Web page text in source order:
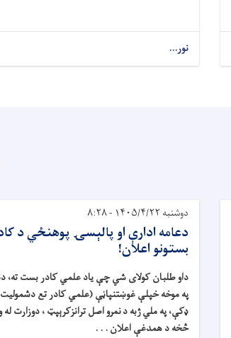
نور...
دوشنبه ۱۴۰۵/۴/۲۲ - ۸:۲۸
دعامه ادارې او پالېسۍ پوهنځي د
بستونو اعلان!
داو طلبان کولای شي چې ياد علمي کادر بست ته،
په موخه خپلې غوښتنپاڼې (علمي کادر تع
ډکې، په ملي ژبه د نمرو اصل ترانزکرېپټ ، دوزارت
څخه د همدغې اعلان . . .